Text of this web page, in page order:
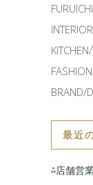
INTERIOR
FASHION
BRAND/
最近
⁂店舗営